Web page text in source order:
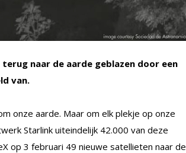
naar de aarde geblazen door een
van.
onze aarde. Maar om elk plekje op onze
Starlink uiteindelijk 42.000 van deze
op 3 februari 49 nieuwe satellieten naar de